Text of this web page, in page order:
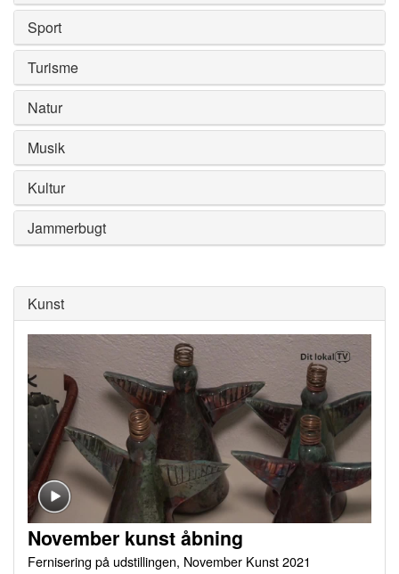
Sport
Turisme
Natur
Musik
Kultur
Jammerbugt
Kunst
November kunst åbning
Fernisering på udstillingen, November Kunst 2021